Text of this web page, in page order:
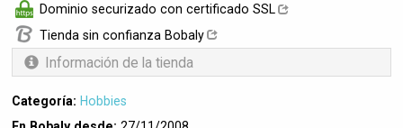
Dominio securizado con certificado SSL
Tienda sin confianza Bobaly
Información de la tienda
Categoría: Hobbies